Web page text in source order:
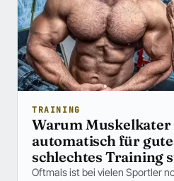
TRAINING
Warum
automatisch für
schlechtes Training
Oftmals ist bei vielen Sportler